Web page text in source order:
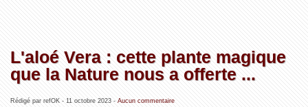
L'aloé Vera : cette plante magique
que la Nature nous a offerte ...
Rédigé par refOK - 11 octobre 2023- Aucun commentaire